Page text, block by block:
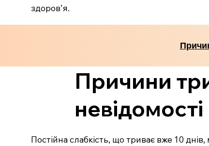
здоров’я.
Причини
невідомості
Постійна слабкість, що триває вже 10